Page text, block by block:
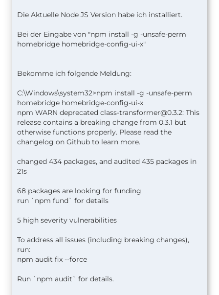
Die Aktuelle Node JS Version habe ich installiert.
Bei der Eingabe von "npm install -g -unsafe-perm
homebridge homebridge-config-ui-x"
Bekomme ich folgende Meldung:
C:\Windows\system32>npm install -g -unsafe-perm
homebridge homebridge-config-ui-x
npm WARN deprecated class-transformer@0.3.2: This
release contains a breaking change from 0.3.1 but
otherwise functions properly. Please read the
changelog on Github to learn more.
changed 434 packages, and audited 435 packages in
21s
68 packages are looking for funding
run `npm fund` for details
5 high severity vulnerabilities
To address all issues (including breaking changes),
run:
npm audit fix --force
Run `npm audit` for details.